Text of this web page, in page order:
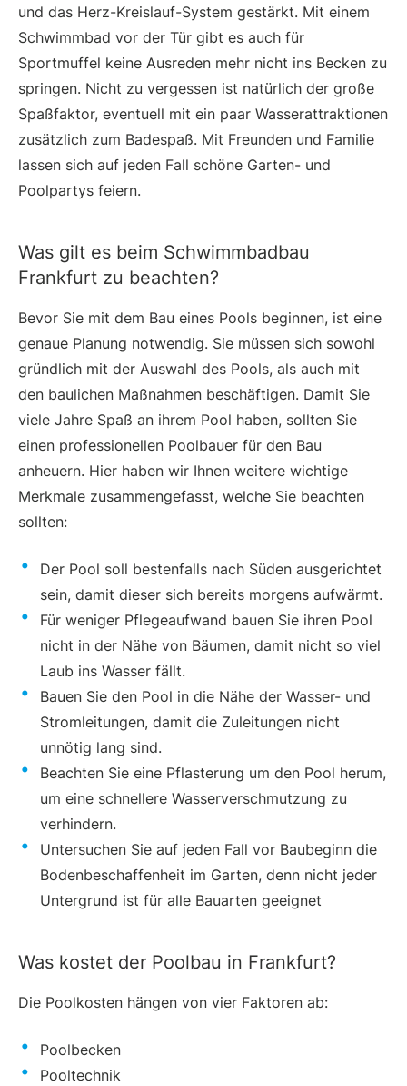
und das Herz-Kreislauf-System gestärkt. Mit einem
Schwimmbad vor der Tür gibt es auch für
Sportmuffel keine Ausreden mehr nicht ins Becken zu
springen. Nicht zu vergessen ist natürlich der große
Spaßfaktor, eventuell mit ein paar Wasserattraktionen
zusätzlich zum Badespaß. Mit Freunden und Familie
lassen sich auf jeden Fall schöne Garten- und
Poolpartys feiern.
Was gilt es beim Schwimmbadbau
Frankfurt zu beachten?
Bevor Sie mit dem Bau eines Pools beginnen, ist eine
genaue Planung notwendig. Sie müssen sich sowohl
gründlich mit der Auswahl des Pools, als auch mit
den baulichen Maßnahmen beschäftigen. Damit Sie
viele Jahre Spaß an ihrem Pool haben, sollten Sie
einen professionellen Poolbauer für den Bau
anheuern. Hier haben wir Ihnen weitere wichtige
Merkmale zusammengefasst, welche Sie beachten
sollten:
Der Pool soll bestenfalls nach Süden ausgerichtet
sein, damit dieser sich bereits morgens aufwärmt.
Für weniger Pflegeaufwand bauen Sie ihren Pool
nicht in der Nähe von Bäumen, damit nicht so viel
Laub ins Wasser fällt.
Bauen Sie den Pool in die Nähe der Wasser- und
Stromleitungen, damit die Zuleitungen nicht
unnötig lang sind.
Beachten Sie eine Pflasterung um den Pool herum,
um eine schnellere Wasserverschmutzung zu
verhindern.
Untersuchen Sie auf jeden Fall vor Baubeginn die
Bodenbeschaffenheit im Garten, denn nicht jeder
Untergrund ist für alle Bauarten geeignet
Was kostet der Poolbau in Frankfurt?
Die Poolkosten hängen von vier Faktoren ab:
Poolbecken
Pooltechnik